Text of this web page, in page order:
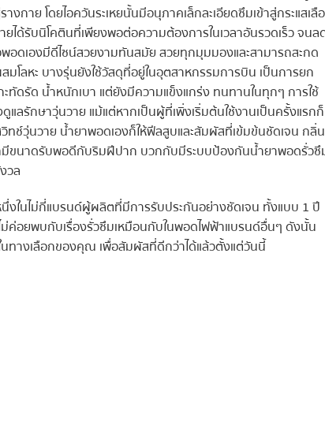
งกาย โดยไอควันระเหยนั้นมีอนุภาคเล็กละเอียดซึมเข้าสู่กระแสเลื
ยได้รับนิโคตินที่เพียงพอต่อความต้องการในเวลาอันรวดเร็ว จนล
อดเองมีดีไซน์สวยงามทันสมัย สวยทุกมุมมองและสามารถสะกด
โลหะ บางรุ่นยังใช้วัสดุที่อยู่ในอุตสาหกรรมการบิน เป็นการยก
ทัดรัด น้ำหนักเบา แต่ยังมีความแข็งแกร่ง ทนทานในทุกๆ การใช้
แลรักษาวุ่นวาย แม้แต่หากเป็นผู้ที่เพิ่งเริ่มต้นใช้งานเป็นครั้งแรกก็
ช์วุ่นวาย น้ำยาพอดเองก็ให้ฟีลสูบและสัมผัสที่เข้มข้นชัดเจน กลิ่น
มีขนาดรับพอดีกับริมฝีปาก บวกกับมีระบบป้องกันน้ำยาพอดรั่วซึ
วล
งในไม่กี่แบรนด์ผู้ผลิตที่มีการรับประกันอย่างชัดเจน ทั้งแบบ 1 ปี
ค่อยพบกับเรื่องรั่วซึมเหมือนกับในพอดไฟฟ้าแบรนด์อื่นๆ ดังนั้น
นทางเลือกของคุณ เพื่อสัมผัสที่ดีกว่าได้แล้วตั้งแต่วันนี้